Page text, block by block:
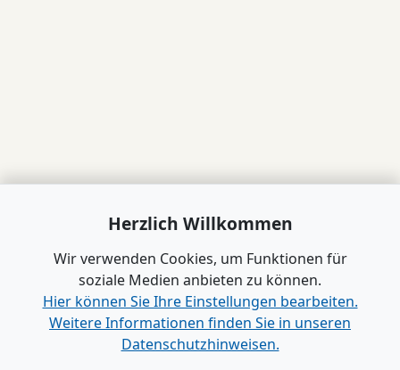
Herzlich Willkommen
Wir verwenden Cookies, um Funktionen für
soziale Medien anbieten zu können.
Hier können Sie Ihre Einstellungen bearbeiten.
Weitere Informationen finden Sie in unseren
Datenschutzhinweisen.